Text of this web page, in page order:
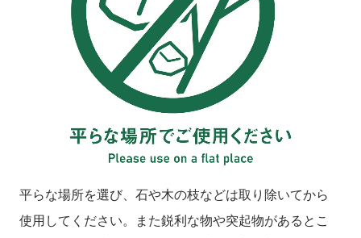
平らな場所を選び、石や木の枝などは取り除いてから
使用してください。また鋭利な物や突起物があるとこ